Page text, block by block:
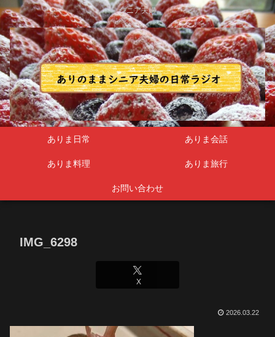
シニア夫婦
ありま日常 ありま会話
ありま料理 ありま旅行
お問い合わせ
IMG_6298
X
2026.03.22